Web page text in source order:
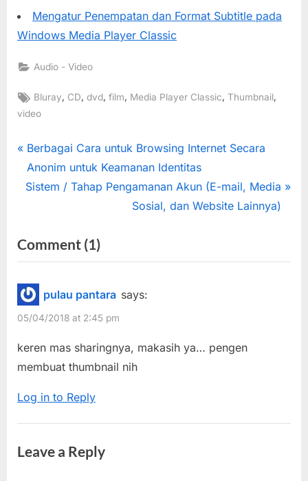
Mengatur Penempatan dan Format Subtitle pada
Windows Media Player Classic
Audio - Video
Tags:
Bluray, CD,dvd,film, Media Player Classic,Thumbnail,
video
Post
navigation
P
r
e
o
u
s
P
o
Berbagai Cara untuk Browsing Internet Secara
Anonim untuk Keamanan Identitas
N
t
P
o
s
t
Sistem / Tahap Pengamanan Akun (E-mail, Media
Sosial, dan Website Lainnya)
Comment (1)on
“Mudah
Thumbnail
(Cuplikan
Gambar
atau
Film
pulau pantara says:
05/04/2018 at 2:45 pm
keren mas sharingnya, makasih ya… pengen
membuat thumbnail nih
Log in to Reply
Leave a Reply